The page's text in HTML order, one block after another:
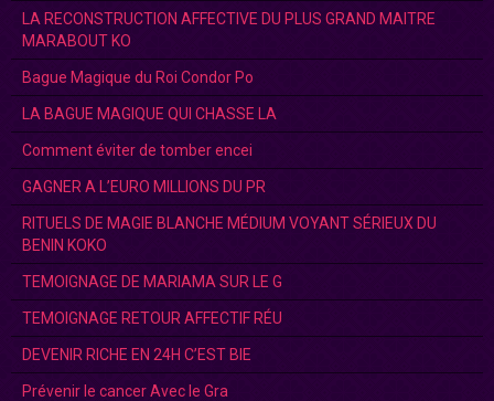
LA RECONSTRUCTION AFFECTIVE DU PLUS GRAND MAITRE
MARABOUT KO
Bague Magique du Roi Condor Po
LA BAGUE MAGIQUE QUI CHASSE LA
Comment éviter de tomber encei
GAGNER A L’EURO MILLIONS DU PR
RITUELS DE MAGIE BLANCHE MÉDIUM VOYANT SÉRIEUX DU
BENIN KOKO
TEMOIGNAGE DE MARIAMA SUR LE G
TEMOIGNAGE RETOUR AFFECTIF RÉU
DEVENIR RICHE EN 24H C’EST BIE
Prévenir le cancer Avec le Gra